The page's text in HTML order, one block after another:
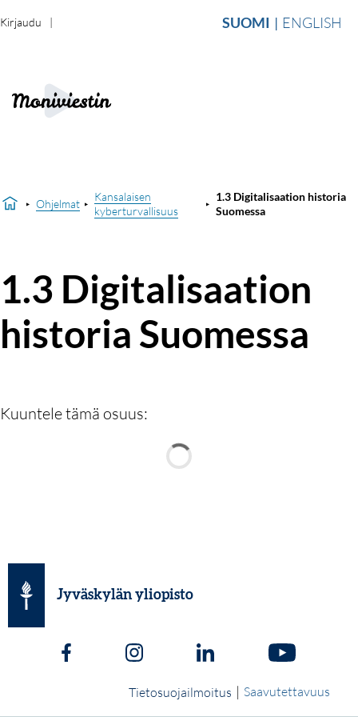
SUOMI ENGLISH
Kirjaudu
Ohjelmat
Kansalaisen
kyberturvallisuus
1.3 Digitalisaation historia
Suomessa
1.3 Digitalisaation
historia Suomessa
Kuuntele tämä osuus:
Jyväskylän yliopisto
Tietosuojailmoitus | Saavutettavuus